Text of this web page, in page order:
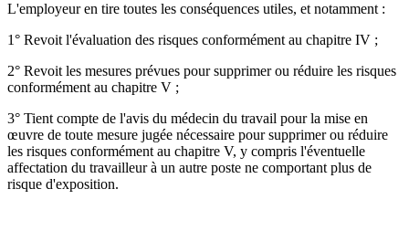
L'employeur en tire toutes les conséquences utiles, et notamment :
1° Revoit l'évaluation des risques conformément au chapitre IV ;
2° Revoit les mesures prévues pour supprimer ou réduire les risques
conformément au chapitre V ;
3° Tient compte de l'avis du médecin du travail pour la mise en
œuvre de toute mesure jugée nécessaire pour supprimer ou réduire
les risques conformément au chapitre V, y compris l'éventuelle
affectation du travailleur à un autre poste ne comportant plus de
risque d'exposition.